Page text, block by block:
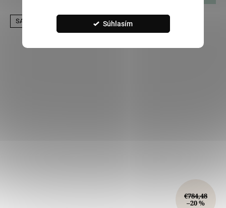
Súhlasím
SALECODE:LILI5:5:%
€784,48
–20 %